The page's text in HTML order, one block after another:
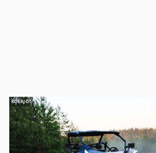
KOEAJOT